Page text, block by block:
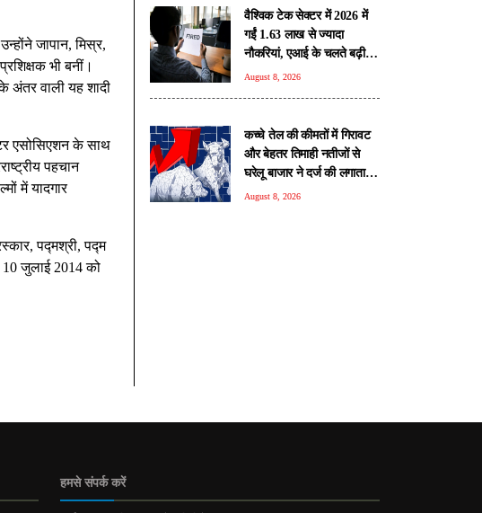
जापान, मिस्र,
भी बनीं।
अंतर वाली यह शादी
एसोसिएशन के साथ
पहचान
में यादगार
पद्मश्री, पद्म
जुलाई 2014 को
वैश्विक टेक सेक्टर में 2026 में
गईं 1.63 लाख से ज्यादा
नौकरियां, एआई के चलते बढ़ी
छंटनी की रफ्तार: रिपोर्ट
August 8, 2026
कच्चे तेल की कीमतों में गिरावट
और बेहतर तिमाही नतीजों से
घरेलू बाजार ने दर्ज की लगातार
दूसरी हफ्ते बढ़त, निवेशकों का
August 8, 2026
हमसे संपर्क करें